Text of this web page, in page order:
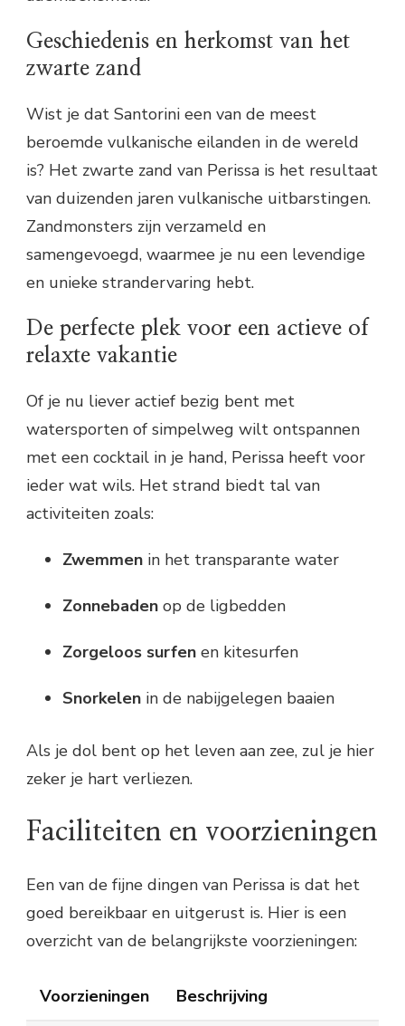
Geschiedenis en herkomst van het
zwarte zand
Wist je dat Santorini een van de meest
beroemde vulkanische eilanden in de wereld
is? Het zwarte zand van Perissa is het resultaat
van duizenden jaren vulkanische uitbarstingen.
Zandmonsters zijn verzameld en
samengevoegd, waarmee je nu een levendige
en unieke strandervaring hebt.
De perfecte plek voor een actieve of
relaxte vakantie
Of je nu liever actief bezig bent met
watersporten of simpelweg wilt ontspannen
met een cocktail in je hand, Perissa heeft voor
ieder wat wils. Het strand biedt tal van
activiteiten zoals:
Zwemmen in het transparante water
Zonnebaden op de ligbedden
Zorgeloos surfen en kitesurfen
Snorkelen in de nabijgelegen baaien
Als je dol bent op het leven aan zee, zul je hier
zeker je hart verliezen.
Faciliteiten en voorzieningen
Een van de fijne dingen van Perissa is dat het
goed bereikbaar en uitgerust is. Hier is een
overzicht van de belangrijkste voorzieningen:
Voorzieningen Beschrijving